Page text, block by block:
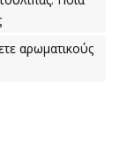
αρωματικούς